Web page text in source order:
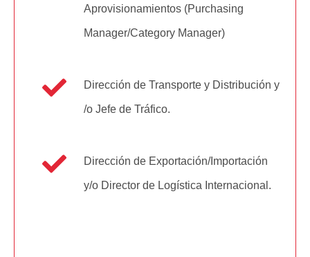
Aprovisionamientos (Purchasing
Manager/Category Manager)
Dirección de Transporte y Distribución y
/o Jefe de Tráfico.
Dirección de Exportación/Importación
y/o Director de Logística Internacional.